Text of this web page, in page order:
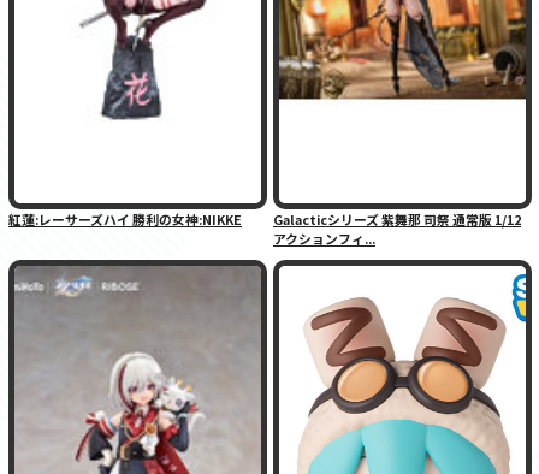
紅蓮:レーサーズハイ 勝利の女神:NIKKE
Galacticシリーズ 紫舞那 司祭 通常版 1/12
アクションフィ...